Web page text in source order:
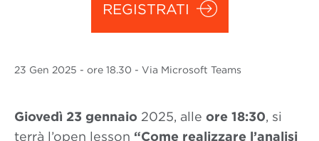
REGISTRATI
23 Gen 2025 - ore 18.30 - Via Microsoft Teams
Giovedì 23 gennaio 2025, alle ore 18:30, si
terrà l’open lesson “Come realizzare l’analisi